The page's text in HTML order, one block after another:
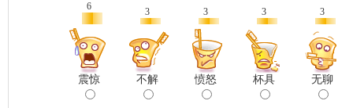
6
震惊
3
不解
3
愤怒
3
杯具
3
无聊